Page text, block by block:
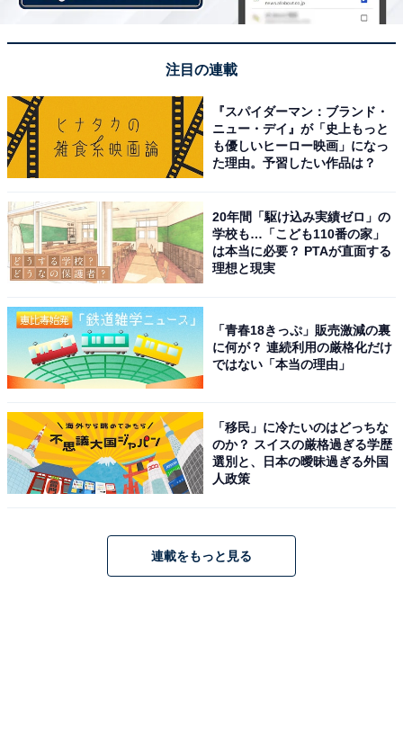
注目の連載
『スパイダーマン：ブランド・
ニュー・デイ』が「史上もっと
も優しいヒーロー映画」になっ
た理由。予習したい作品は？
20年間「駆け込み実績ゼロ」の
学校も…「こども110番の家」
は本当に必要？ PTAが直面する
理想と現実
「青春18きっぷ」販売激減の裏
に何が？ 連続利用の厳格化だけ
ではない「本当の理由」
「移民」に冷たいのはどっちな
のか？ スイスの厳格過ぎる学歴
選別と、日本の曖昧過ぎる外国
人政策
連載をもっと見る